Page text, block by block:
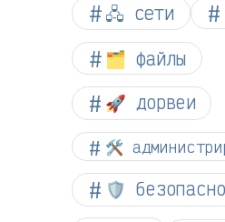
🖧 сети
🗂️ файлы
🚀 дорвеи
🛠️
🛡️